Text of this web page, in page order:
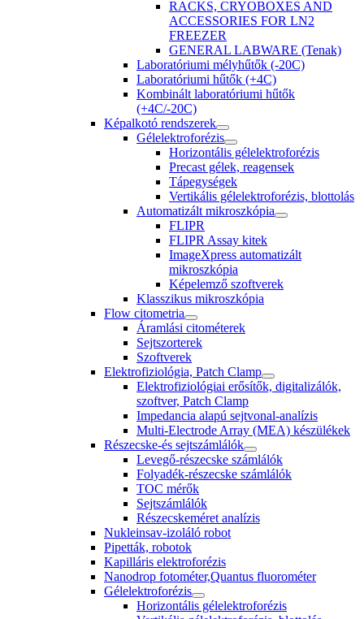
RACKS, CRYOBOXES AND
ACCESSORIES FOR LN2
FREEZER
GENERAL LABWARE (Tenak)
Laboratóriumi mélyhűtők (-20C)
Laboratóriumi hűtők (+4C)
Kombinált laboratóriumi hűtők
(+4C/-20C)
Képalkotó rendszerek
Gélelektroforézis
Horizontális gélelektroforézis
Precast gélek, reagensek
Tápegységek
Vertikális gélelektroforézis, blottolás
Automatizált mikroszkópia
FLIPR
FLIPR Assay kitek
ImageXpress automatizált
mikroszkópia
Képelemző szoftverek
Klasszikus mikroszkópia
Flow citometria
Áramlási citométerek
Sejtszorterek
Szoftverek
Elektrofiziológia, Patch Clamp
Elektrofiziológiai erősítők, digitalizálók,
szoftver, Patch Clamp
Impedancia alapú sejtvonal-analízis
Multi-Electrode Array (MEA) készülékek
Részecske-és sejtszámlálók
Levegő-részecske számlálók
Folyadék-részecske számlálók
TOC mérők
Sejtszámlálók
Részecskeméret analízis
Nukleinsav-izoláló robot
Pipetták, robotok
Kapilláris elektroforézis
Nanodrop fotométer,Quantus fluorométer
Gélelektroforézis
Horizontális gélelektroforézis